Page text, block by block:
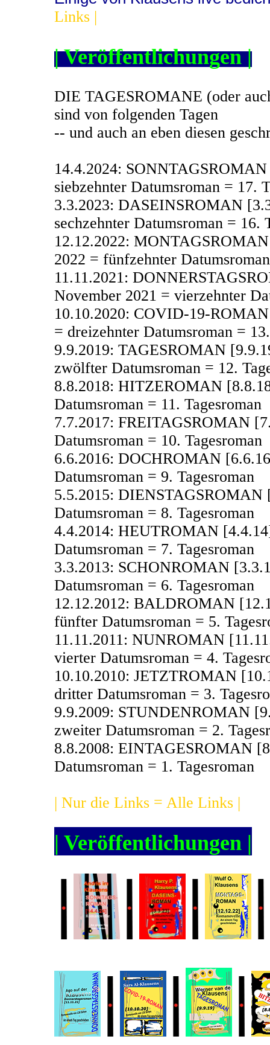
Links |
| Veröffentlichungen |
DIE TAGESROMANE (oder
sind von folgenden Tagen
-- und auch an eben diesen
14.4.2024:
siebzehnter Datumsroman = 17.
3.3.2023: DASEINSROMAN
sechzehnter Datumsroman = 16.
12.12.2022:
2022 = fünfzehnter
11.11.2021:
November 2021 = vierzehnter
10.10.2020: COVID-19-
= dreizehnter Datumsroman =
9.9.2019: TAGESROMAN
zwölfter Datumsroman = 12.
8.8.2018: HITZEROMAN
Datumsroman = 11. Tagesroman
7.7.2017: FREITAGSROMAN
Datumsroman = 10. Tagesroman
6.6.2016: DOCHROMAN
Datumsroman = 9. Tagesroman
5.5.2015: DIENSTAGSROMAN
Datumsroman = 8. Tagesroman
4.4.2014: HEUTROMAN
Datumsroman = 7. Tagesroman
3.3.2013: SCHONROMAN
Datumsroman = 6. Tagesroman
12.12.2012: BALDROMAN
fünfter Datumsroman = 5.
11.11.2011: NUNROMAN
vierter Datumsroman = 4.
10.10.2010: JETZTROMAN
dritter Datumsroman = 3.
9.9.2009: STUNDENROMAN
zweiter Datumsroman = 2.
8.8.2008: EINTAGESROMAN
Datumsroman = 1. Tagesroman
| Nur die Links = Alle Links |
| Veröffentlichungen |